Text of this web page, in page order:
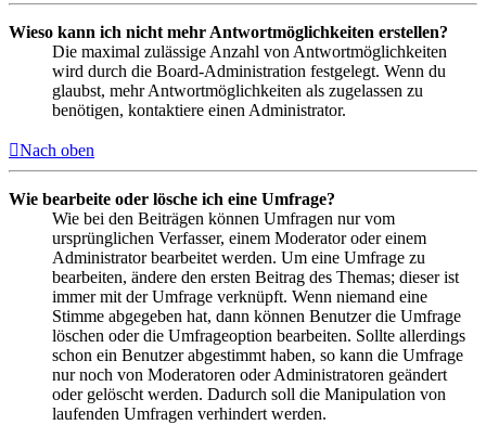
Wieso kann ich nicht mehr Antwortmöglichkeiten erstellen?
Die maximal zulässige Anzahl von Antwortmöglichkeiten
wird durch die Board-Administration festgelegt. Wenn du
glaubst, mehr Antwortmöglichkeiten als zugelassen zu
benötigen, kontaktiere einen Administrator.
Nach oben
Wie bearbeite oder lösche ich eine Umfrage?
Wie bei den Beiträgen können Umfragen nur vom
ursprünglichen Verfasser, einem Moderator oder einem
Administrator bearbeitet werden. Um eine Umfrage zu
bearbeiten, ändere den ersten Beitrag des Themas; dieser ist
immer mit der Umfrage verknüpft. Wenn niemand eine
Stimme abgegeben hat, dann können Benutzer die Umfrage
löschen oder die Umfrageoption bearbeiten. Sollte allerdings
schon ein Benutzer abgestimmt haben, so kann die Umfrage
nur noch von Moderatoren oder Administratoren geändert
oder gelöscht werden. Dadurch soll die Manipulation von
laufenden Umfragen verhindert werden.